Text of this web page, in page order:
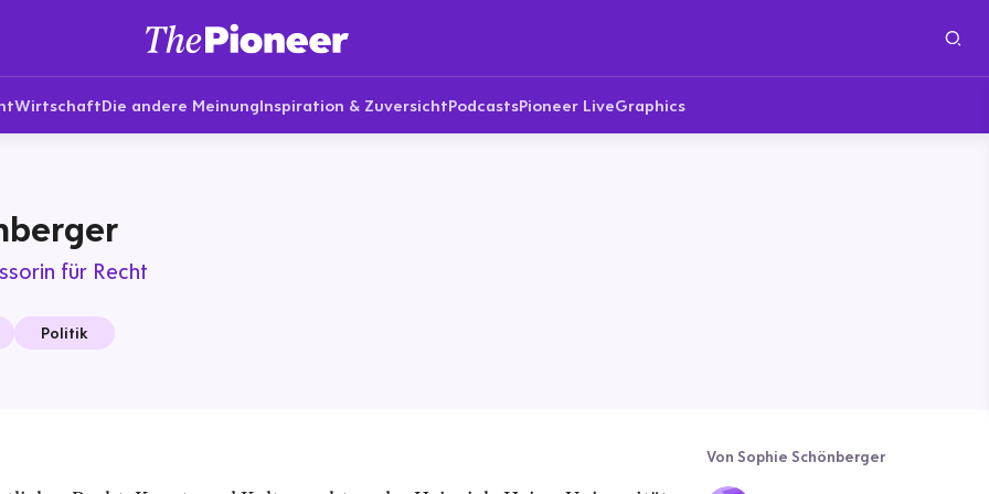
WirtschaftDie andere MeinungInspiration & ZuversichtPodcastsPioneer LiveGraphics
für Recht
Politik
Von Sophie Schönberger